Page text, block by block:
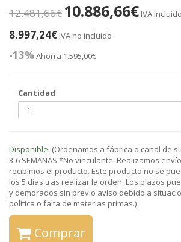
12.481,66€ 10.886,66€ IVA incluido
8.997,24€ IVA no incluido
-13%Ahorra 1.595,00€
Cantidad
Disponible: (Ordenamos a fábrica o canal de
3-6 SEMANAS *No vinculante. Realizamos
recibimos el producto. Este producto no se
los 5 dias tras realizar la orden. Los plazos
y demorados sin previo aviso debido a
política o falta de materias primas.)
Comprar